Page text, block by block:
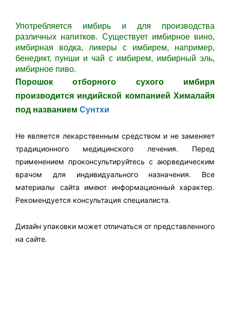
Употребляется имбирь и для производства
различных напитков. Существует имбирное вино,
имбирная водка, ликеры с имбирем, например,
бенедикт, пунши и чай с имбирем, имбирный эль,
имбирное пиво.
Порошок отборного сухого имбиря
производится индийской компанией Хималайя
под названием Сунтхи
Не является лекарственным средством и не заменяет
традиционного медицинского лечения. Перед
применением проконсультируйтесь с аюрведическим
врачом для индивидуального назначения. Все
материалы сайта имеют информационный характер.
Рекомендуется консультация специалиста.
Дизайн упаковки может отличаться от представленного
на сайте.